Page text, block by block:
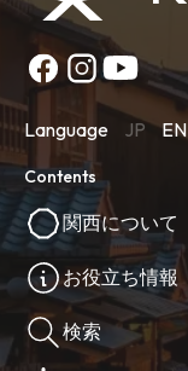
Language JP EN
Contents
関西について
お役立ち情報
検索